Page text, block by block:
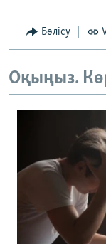
Бөлісу
Оқыңыз.